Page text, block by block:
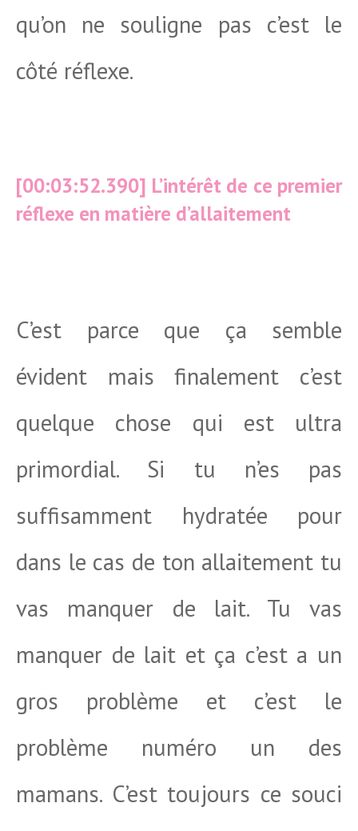
qu’on ne souligne pas c’est le
côté réflexe.
[00:03:52.390] L’intérêt de ce premier
réflexe en matière d’allaitement
C’est parce que ça semble
évident mais finalement c’est
quelque chose qui est ultra
primordial. Si tu n’es pas
suffisamment hydratée pour
dans le cas de ton allaitement tu
vas manquer de lait. Tu vas
manquer de lait et ça c’est a un
gros problème et c’est le
problème numéro un des
mamans. C’est toujours ce souci